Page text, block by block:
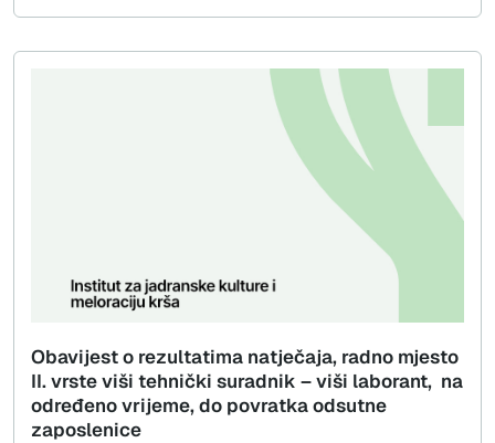
Obavijest o rezultatima natječaja, radno mjesto
II. vrste viši tehnički suradnik – viši laborant, na
određeno vrijeme, do povratka odsutne
zaposlenice